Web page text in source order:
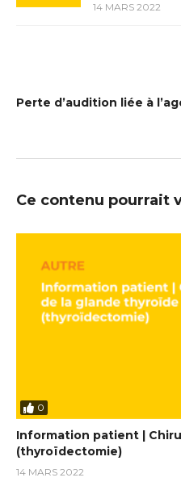
14 MARS 2022
Ce contenu pourrait
0
Information patient |
(thyroïdectomie)
14 MARS 2022